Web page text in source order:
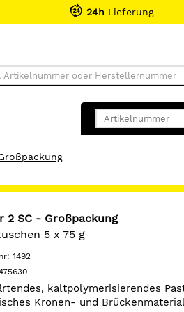
24h Lieferung
2 SC - Großpackung
5 x 75 g
1492
kaltpolymerisierendes
Kronen- und